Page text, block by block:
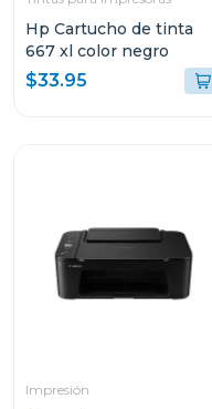
Hp Cartucho de tinta
667 xl color negro
$33.95
Impresión